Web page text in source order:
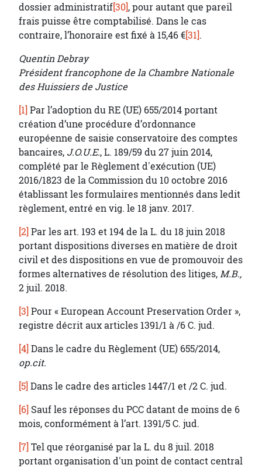
dossier administratif[30], pour autant que pareil
frais puisse être comptabilisé. Dans le cas
contraire, l’honoraire est fixé à 15,46 €[31].
Quentin Debray
Président francophone de la Chambre Nationale
des Huissiers de Justice
[1] Par l’adoption du RE (UE) 655/2014 portant
création d’une procédure d’ordonnance
européenne de saisie conservatoire des comptes
bancaires, J.O.U.E., L. 189/59 du 27 juin 2014,
complété par le Règlement d'exécution (UE)
2016/1823 de la Commission du 10 octobre 2016
établissant les formulaires mentionnés dans ledit
règlement, entré en vig. le 18 janv. 2017.
[2] Par les art. 193 et 194 de la L. du 18 juin 2018
portant dispositions diverses en matière de droit
civil et des dispositions en vue de promouvoir des
formes alternatives de résolution des litiges,M.B.,
2 juil. 2018.
[3] Pour « European Account Preservation Order »,
registre décrit aux articles 1391/1 à /6 C. jud.
[4] Dans le cadre du Règlement (UE) 655/2014,
op.cit.
[5] Dans le cadre des articles 1447/1 et /2 C. jud.
[6] Sauf les réponses du PCC datant de moins de 6
mois, conformément à l’art. 1391/5 C. jud.
[7] Tel que réorganisé par la L. du 8 juil. 2018
portant organisation d'un point de contact central